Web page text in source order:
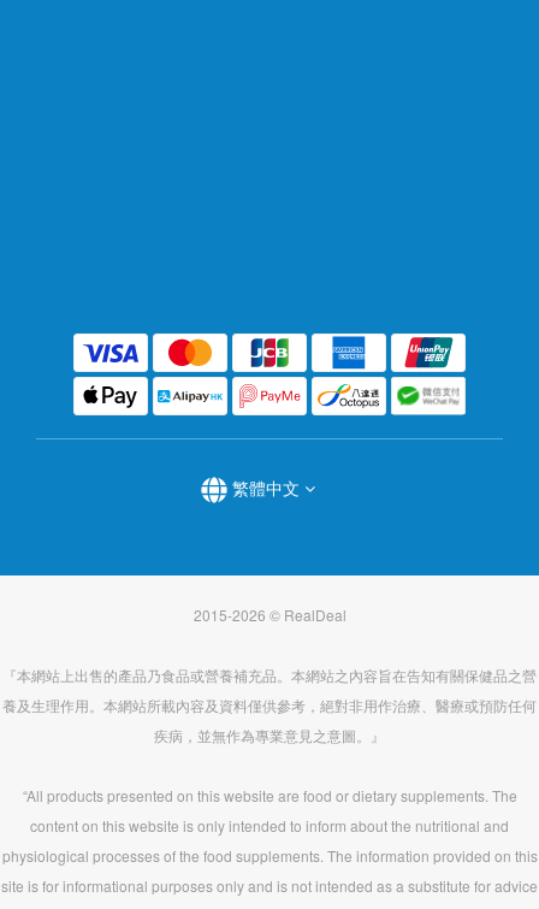
繁體中文
2015-2026 © RealDeal
『本網站上出售的產品乃食品或營養補充品。本網站之內容旨在告知有關保健品之營
養及生理作用。本網站所載內容及資料僅供參考，絕對非用作治療、醫療或預防任何
疾病，並無作為專業意見之意圖。』
“All products presented on this website are food or dietary supplements. The
content on this website is only intended to inform about the nutritional and
physiological processes of the food supplements. The information provided on this
site is for informational purposes only and is not intended as a substitute for advice